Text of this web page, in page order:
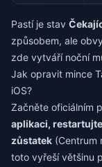
Pastí je stav
způsobem, ale
zde vytváří noční
Jak opravit mince
iOS?
Začněte oficiálním
aplikaci,
zůstatek (Centrum
toto vyřeší většinu